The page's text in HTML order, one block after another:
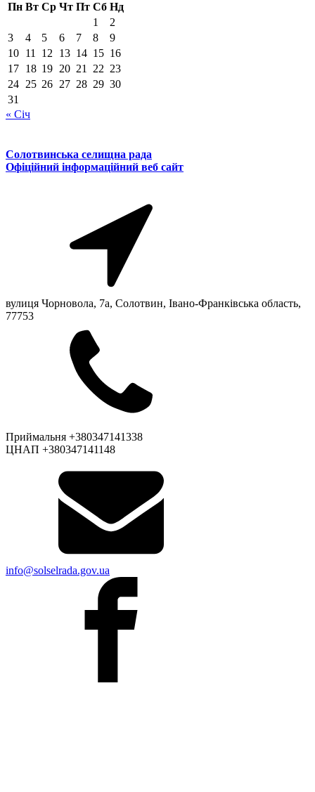
Пн Вт Ср Чт Пт Сб Нд
1
2
3
4 5 6 7 8
9
10 11 12 13 14 15 16
17 18 19 20 21 22 23
24 25 26 27 28 29 30
31
« Січ
Солотвинська селищна рада
Офіційний інформаційний веб сайт
вулиця Чорновола, 7a, Солотвин, Івано-Франківська область,
77753
Приймальня +380347141338
ЦНАП +380347141148
info@solselrada.gov.ua